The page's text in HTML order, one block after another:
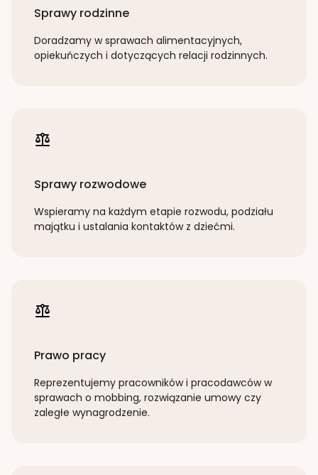
Sprawy rodzinne
Doradzamy w sprawach alimentacyjnych,
opiekuńczych i dotyczących relacji rodzinnych.
Sprawy rozwodowe
Wspieramy na każdym etapie rozwodu, podziału
majątku i ustalania kontaktów z dziećmi.
Prawo pracy
Reprezentujemy pracowników i pracodawców w
sprawach o mobbing, rozwiązanie umowy czy
zaległe wynagrodzenie.